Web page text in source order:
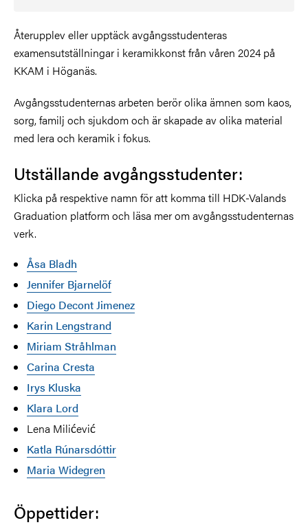
Återupplev eller upptäck avgångsstudenteras
examensutställningar i keramikkonst från våren 2024 på
KKAM i Höganäs.
Avgångsstudenternas arbeten berör olika ämnen som kaos,
sorg, familj och sjukdom och är skapade av olika material
med lera och keramik i fokus.
Utställande avgångsstudenter:
Klicka på respektive namn för att komma till HDK-Valands
Graduation platform och läsa mer om avgångsstudenternas
verk.
Åsa Bladh
Jennifer Bjarnelöf
Diego Decont Jimenez
Karin Lengstrand
Miriam Stråhlman
Carina Cresta
Irys Kluska
Klara Lord
Lena Milićević
Katla Rúnarsdóttir
Maria Widegren
Öppettider: